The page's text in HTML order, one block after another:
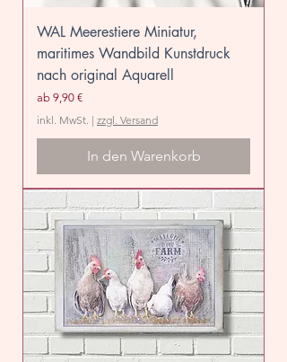
WAL Meerestiere Miniatur,
maritimes Wandbild Kunstdruck
nach original Aquarell
ab 9,90 €
Sale-Preis
inkl. MwSt. | zzgl. Versand
In den Warenkorb